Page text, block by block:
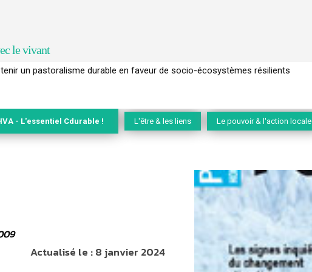
le vivant
de l’arbre pour un modèle économique régénératif du vivant …
- L'essentiel Cdurable ! L'être & les liens Le pouvoir & l'action locale
Actualisé le :8 janvier 2024